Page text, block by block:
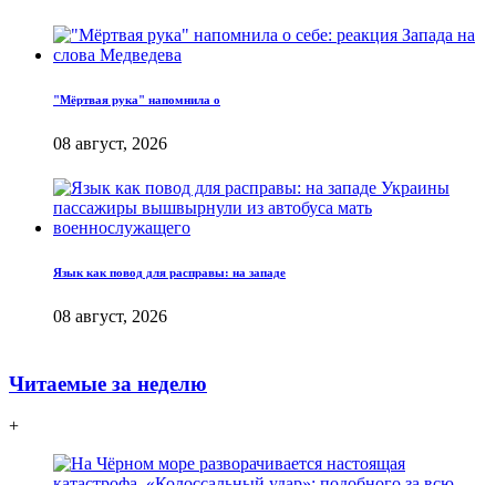
"Мёртвая рука" напомнила о
08 август, 2026
Язык как повод для расправы: на западе
08 август, 2026
Читаемые за неделю
+